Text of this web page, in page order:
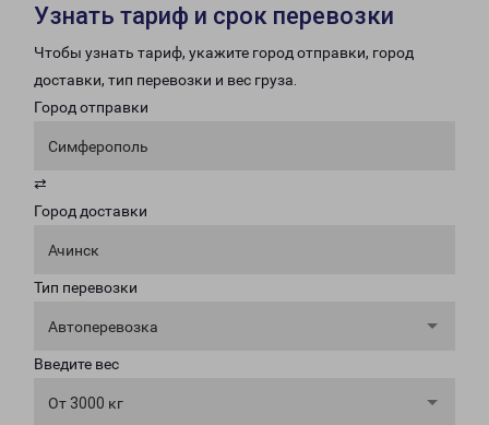
Узнать тариф и срок перевозки
Чтобы узнать тариф, укажите город отправки, город
доставки, тип перевозки и вес груза.
Город отправки
Симферополь
⇄
Город доставки
Ачинск
Тип перевозки
Автоперевозка
Введите вес
От 3000 кг